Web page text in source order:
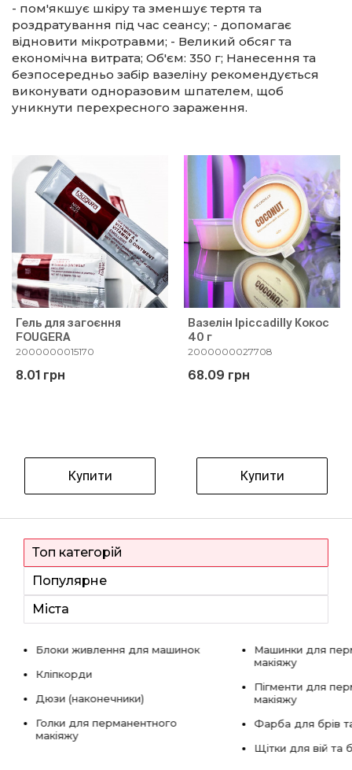
- пом'якшує шкіру та зменшує тертя та
роздратування під час сеансу; - допомагає
відновити мікротравми; - Великий обсяг та
економічна витрата; Об'єм: 350 г; Нанесення та
безпосередньо забір вазеліну рекомендується
виконувати одноразовим шпателем, щоб
уникнути перехресного зараження.
Гель для загоєння
FOUGERA
2000000015170
8.01 грн
Купити
Вазелін Ipiccadilly Кокос
40 г
2000000027708
68.09 грн
Купити
Топ категорій
Популярне
Міста
Блоки живлення для машинок
Кліпкорди
Дюзи (наконечники)
Голки для перманентного
макіяжу
Машинки для
макіяжу
Пігменти для
макіяжу
Фарба для брів
Щітки для вій та